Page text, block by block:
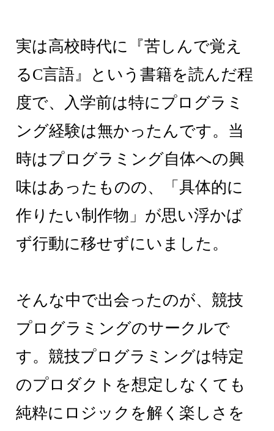
実は高校時代に『苦しんで覚え
るC言語』という書籍を読んだ程
度で、入学前は特にプログラミ
ング経験は無かったんです。当
時はプログラミング自体への興
味はあったものの、「具体的に
作りたい制作物」が思い浮かば
ず行動に移せずにいました。
そんな中で出会ったのが、競技
プログラミングのサークルで
す。競技プログラミングは特定
のプロダクトを想定しなくても
純粋にロジックを解く楽しさを